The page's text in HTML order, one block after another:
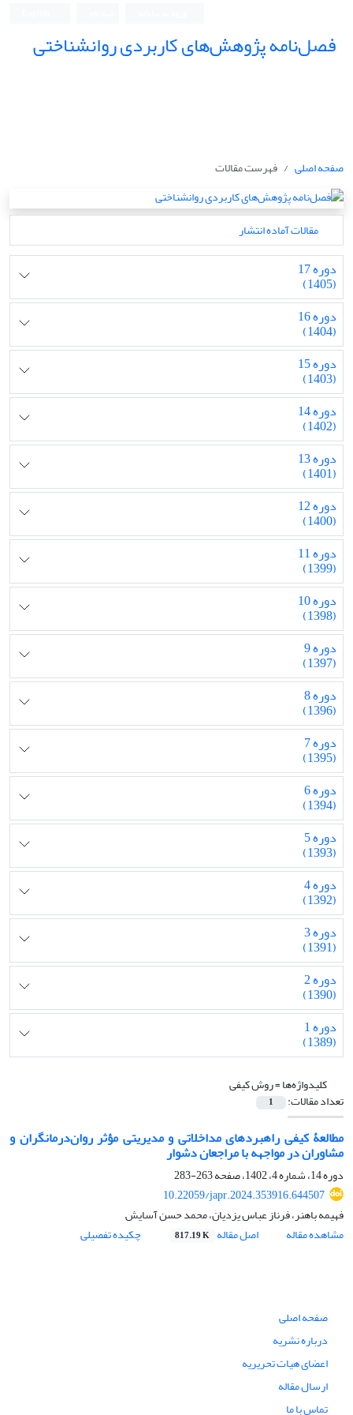
فصل‌نامه پژوهش‌های کاربردی روانشناختی
صفحه اصلی فهرست مقالات
مقالات آماده انتشار
دوره 17
(1405)
دوره 16
(1404)
دوره 15
(1403)
دوره 14
(1402)
دوره 13
(1401)
دوره 12
(1400)
دوره 11
(1399)
دوره 10
(1398)
دوره 9
(1397)
دوره 8
(1396)
دوره 7
(1395)
دوره 6
(1394)
دوره 5
(1393)
دوره 4
(1392)
دوره 3
(1391)
دوره 2
(1390)
دوره 1
(1389)
کلیدواژه‌ها =روش کیفی
تعداد مقالات: 1
مطالعۀ کیفی راهبردهای مداخلاتی و مدیریتی مؤثر روان‌درمانگران و
مشاوران در مواجهه با مراجعان دشوار
دوره 14، شماره 4، 1402، صفحه
263-283
10.22059/japr.2024.353916.644507
فهیمه باهنر، فرناز عباس یزدیان، محمد حسن آسایش
مشاهده مقاله
اصل مقاله 817.19 K چکیده تفصیلی
صفحه اصلی
درباره نشریه
اعضای هیات تحریریه
ارسال مقاله
تماس با ما